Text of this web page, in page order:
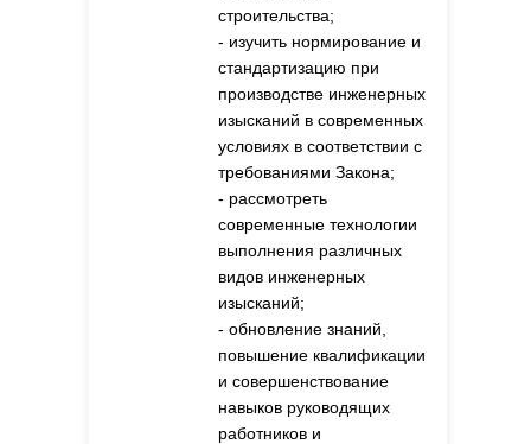
строительства;
- изучить нормирование и
стандартизацию при
производстве инженерных
изысканий в современных
условиях в соответствии с
требованиями Закона;
- рассмотреть
современные технологии
выполнения различных
видов инженерных
изысканий;
- обновление знаний,
повышение квалификации
и совершенствование
навыков руководящих
работников и